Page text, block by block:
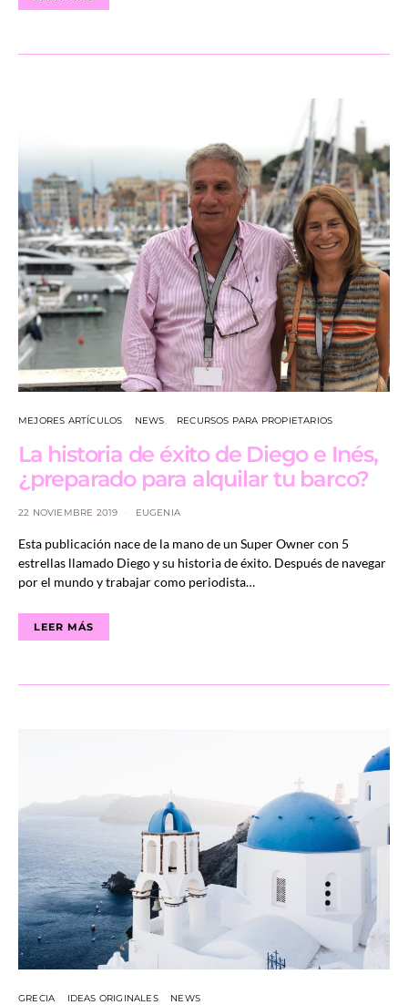
MEJORES ARTÍCULOS NEWS RECURSOS PARA PROPIETARIOS
La historia de éxito de Diego e Inés,
¿preparado para alquilar tu barco?
22 NOVIEMBRE 2019 EUGENIA
Esta publicación nace de la mano de un Super Owner con 5
estrellas llamado Diego y su historia de éxito. Después de navegar
por el mundo y trabajar como periodista…
LEER MÁS
GRECIA IDEAS ORIGINALES NEWS